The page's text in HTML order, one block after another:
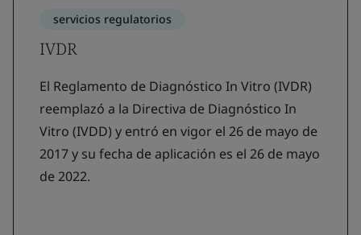
servicios regulatorios
IVDR
El Reglamento de Diagnóstico In Vitro (IVDR)
reemplazó a la Directiva de Diagnóstico In
Vitro (IVDD) y entró en vigor el 26 de mayo de
2017 y su fecha de aplicación es el 26 de mayo
de 2022.